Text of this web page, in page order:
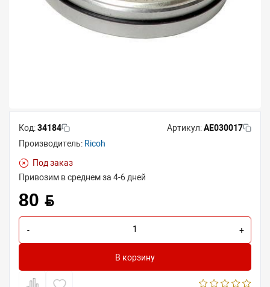
Код:34184 Артикул:AE030017
Производитель: Ricoh
Под заказ
Привозим в среднем за 4-6 дней
80 BYN
- +
В корзину